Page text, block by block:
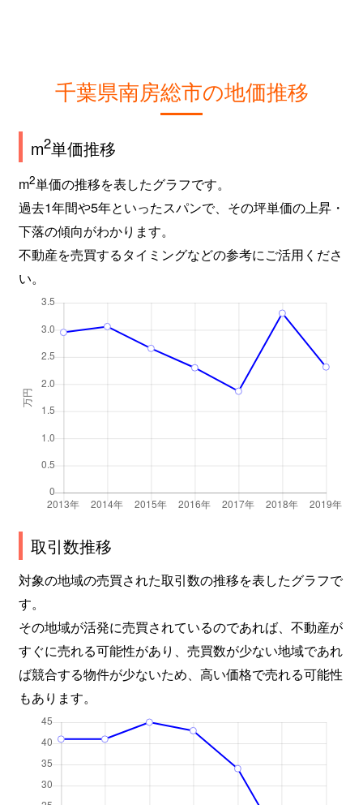
千葉県南房総市の地価推移
m2単価推移
m2単価の推移を表したグラフです。
過去1年間や5年といったスパンで、その坪単価の上昇・
下落の傾向がわかります。
不動産を売買するタイミングなどの参考にご活用くださ
い。
取引数推移
対象の地域の売買された取引数の推移を表したグラフで
す。
その地域が活発に売買されているのであれば、不動産が
すぐに売れる可能性があり、売買数が少ない地域であれ
ば競合する物件が少ないため、高い価格で売れる可能性
もあります。